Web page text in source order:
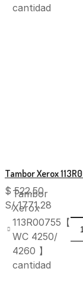
cantidad
Tambor Xerox
$ 522.50
S/ 1771.28
Tambor
Xerox
113R00755【
WC 4250/
4260 】
cantidad